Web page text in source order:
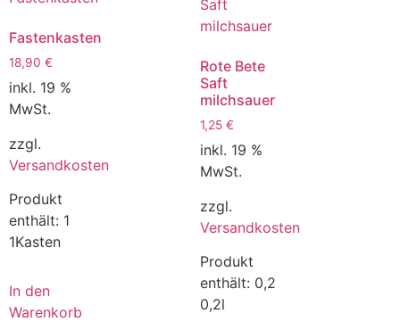
Fastenkasten
18,90 €
inkl. 19 %
MwSt.
zzgl.
Versandkosten
Produkt
enthält: 1
1Kasten
In den
Warenkorb
Rote Bete
Saft
milchsauer
1,25 €
inkl. 19 %
MwSt.
zzgl.
Versandkosten
Produkt
enthält: 0,2
0,2l